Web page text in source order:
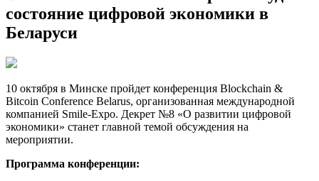
состояние цифровой экономики в
Беларуси
10 октября в Минске пройдет конференция Blockchain &
Bitcoin Conference Belarus, организованная международной
компанией Smile-Expo. Декрет №8 «О развитии цифровой
экономики» станет главной темой обсуждения на
мероприятии.
Программа конференции: